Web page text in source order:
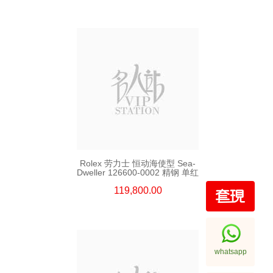
Rolex 劳力士 恒动海使型 Sea-
Dweller 126600-0002 精钢 单红
119,800.00
whatsapp